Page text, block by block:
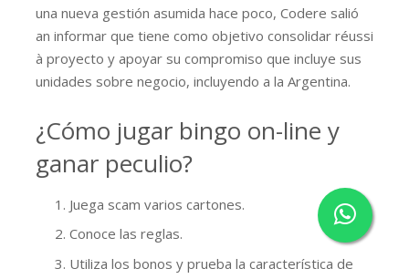
una nueva gestión asumida hace poco, Codere salió
an informar que tiene como objetivo consolidar réussi
à proyecto y apoyar su compromiso que incluye sus
unidades sobre negocio, incluyendo a la Argentina.
¿Cómo jugar bingo on-line y
ganar peculio?
Juega scam varios cartones.
Conoce las reglas.
Utiliza los bonos y prueba la característica de